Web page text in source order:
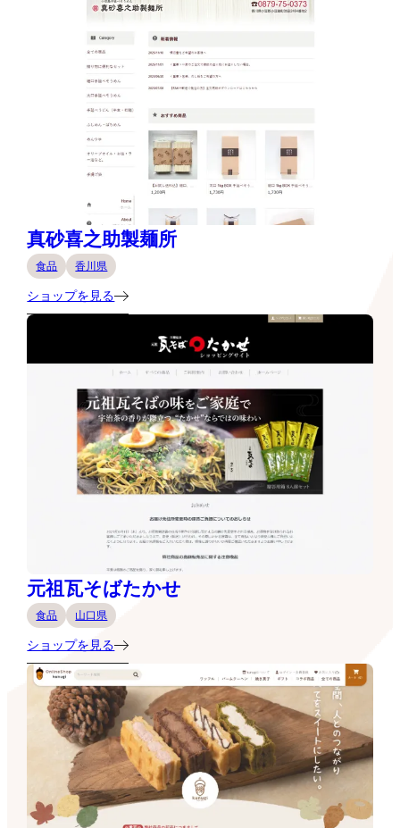
真砂喜之助製麺所
食品 香川県
ショップを見る
元祖瓦そばたかせ
食品 山口県
ショップを見る